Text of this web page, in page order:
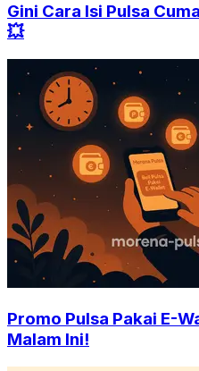
Gini Cara Isi Pulsa
💥
Promo Pulsa Pakai E-
Malam Ini!